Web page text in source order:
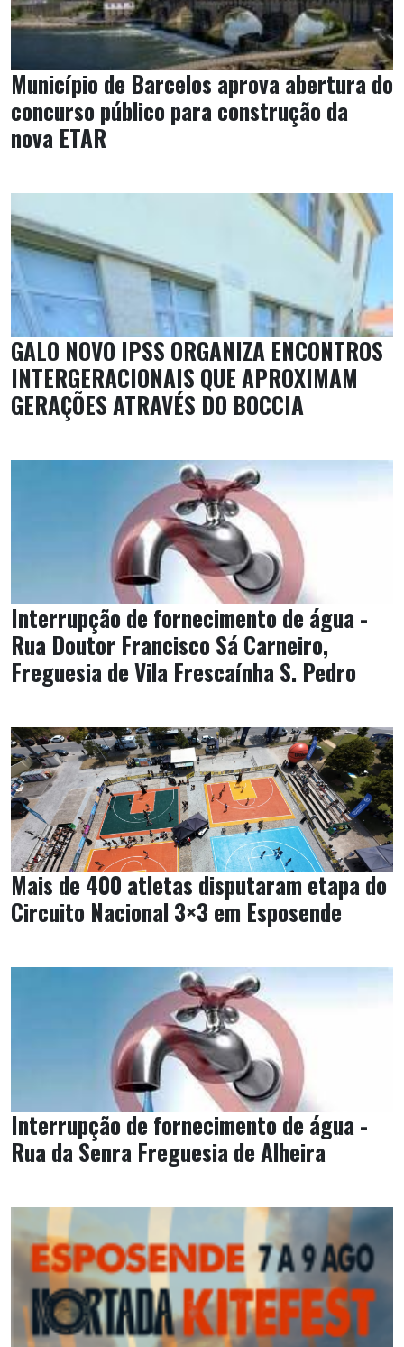
Município de Barcelos aprova abertura do
concurso público para construção da
nova ETAR
GALO NOVO IPSS ORGANIZA ENCONTROS
INTERGERACIONAIS QUE APROXIMAM
GERAÇÕES ATRAVÉS DO BOCCIA
Interrupção de fornecimento de água -
Rua Doutor Francisco Sá Carneiro,
Freguesia de Vila Frescaínha S. Pedro
Mais de 400 atletas disputaram etapa do
Circuito Nacional 3×3 em Esposende
Interrupção de fornecimento de água -
Rua da Senra Freguesia de Alheira